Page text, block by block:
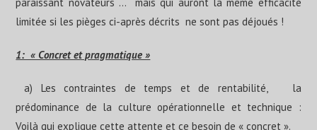
limitée si les pièges ci-après décrits ne sont pas déjoués !
1: « Concret et pragmatique »
a) Les contraintes de temps et de rentabilité, la
prédominance de la culture opérationnelle et technique :
Voilà qui explique cette attente et ce besoin de « concret ».